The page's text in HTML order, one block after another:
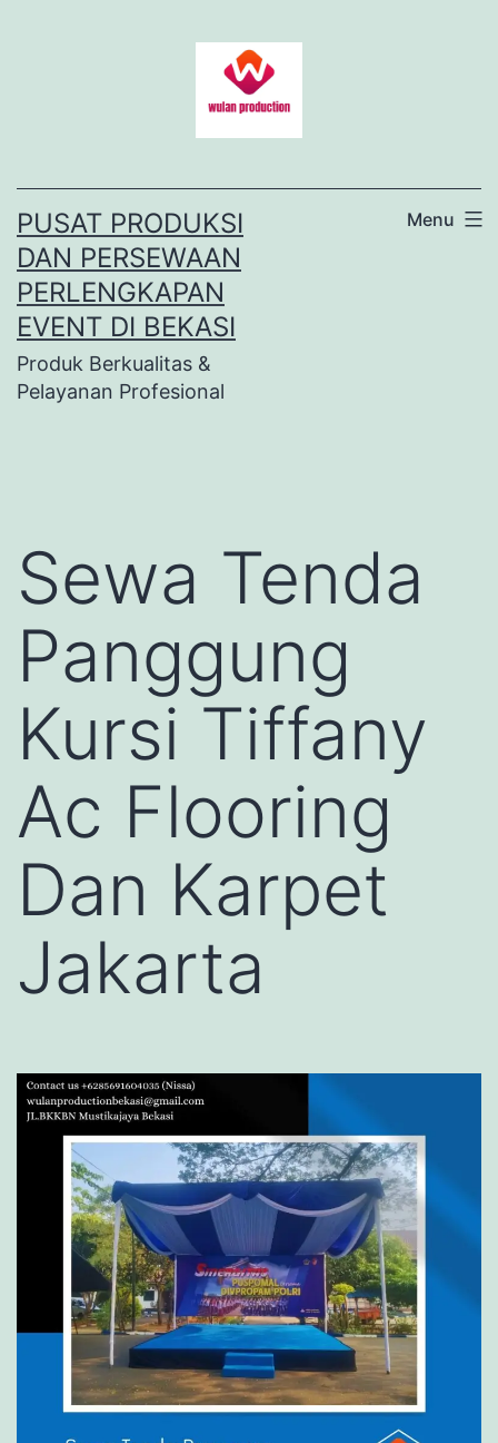
PUSAT PRODUKSI
DAN PERSEWAAN
PERLENGKAPAN
EVENT DI BEKASI
Produk Berkualitas &
Pelayanan Profesional
Menu
Sewa Tenda
Panggung
Kursi Tiffany
Ac Flooring
Dan Karpet
Jakarta